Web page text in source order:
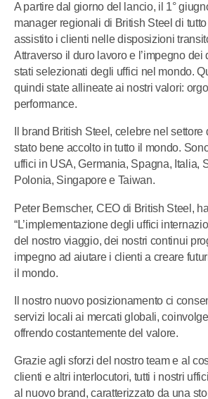
A partire dal giorno del lancio, il 1°
manager regionali di British Steel di
assistito i clienti nelle disposizioni
Attraverso il duro lavoro e l’impegno
stati selezionati degli uffici nel mondo.
quindi state allineate ai nostri valori:
performance.
Il brand British Steel, celebre nel settore
stato bene accolto in tutto il mondo.
uffici in USA, Germania, Spagna, Italia,
Polonia, Singapore e Taiwan.
Peter Bernscher, CEO di British Steel,
“L’implementazione degli uffici
del nostro viaggio, dei nostri continui
impegno ad aiutare i clienti a creare
il mondo.
Il nostro nuovo posizionamento ci
servizi locali ai mercati globali,
offrendo costantemente del valore.
Grazie agli sforzi del nostro team e al
clienti e altri interlocutori, tutti i nostri
al nuovo brand, caratterizzato da una